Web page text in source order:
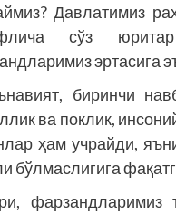
Давлатимиз
сўз
эртасига
биринчи
ва поклик,
ҳам учрайди,
бўлмаслигига
фарзандларимиз